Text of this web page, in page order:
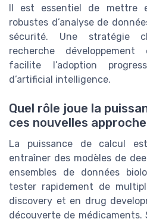
Il est essentiel de mettre
robustes d’analyse de
sécurité. Une stratégie
recherche
facilite l’adoption
d’artificial intelligence.
Quel rôle joue la
ces nouvelles
La puissance de calcul
entraîner des modèles de
ensembles de données
tester rapidement de
discovery et en drug
découverte de médicaments.